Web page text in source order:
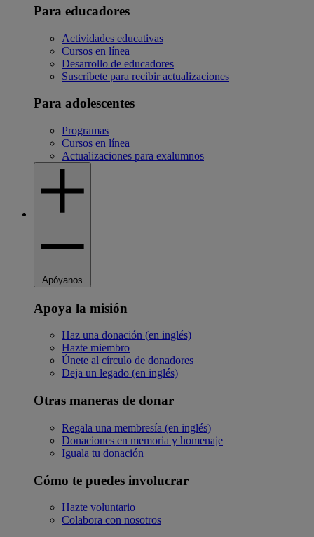
Para educadores
Actividades educativas
Cursos en línea
Desarrollo de educadores
Suscríbete para recibir actualizaciones
Para adolescentes
Programas
Cursos en línea
Actualizaciones para exalumnos
Apóyanos
Apoya la misión
Haz una donación (en inglés)
Hazte miembro
Únete al círculo de donadores
Deja un legado (en inglés)
Otras maneras de donar
Regala una membresía (en inglés)
Donaciones en memoria y homenaje
Iguala tu donación
Cómo te puedes involucrar
Hazte voluntario
Colabora con nosotros